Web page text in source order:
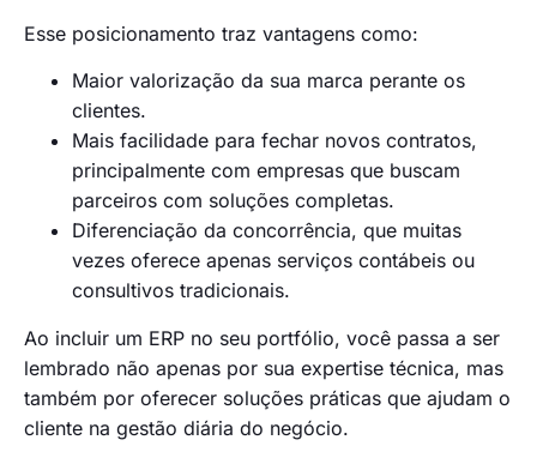
Esse posicionamento traz vantagens como:
Maior valorização da sua marca perante os
clientes.
Mais facilidade para fechar novos contratos,
principalmente com empresas que buscam
parceiros com soluções completas.
Diferenciação da concorrência, que muitas
vezes oferece apenas serviços contábeis ou
consultivos tradicionais.
Ao incluir um ERP no seu portfólio, você passa a ser
lembrado não apenas por sua expertise técnica, mas
também por oferecer soluções práticas que ajudam o
cliente na gestão diária do negócio.